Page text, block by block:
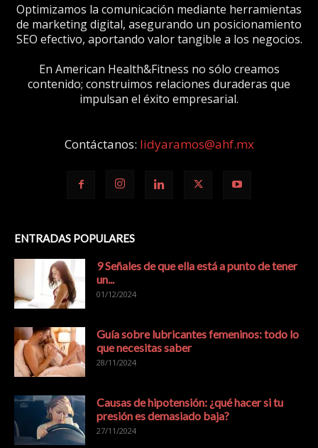
Optimizamos la comunicación mediante herramientas
de marketing digital, asegurando un posicionamiento
SEO efectivo, aportando valor tangible a los negocios.
En American Health&Fitness no sólo creamos
contenido; construimos relaciones duraderas que
impulsan el éxito empresarial.
Contáctanos: lidyaramos@ahf.mx
ENTRADAS POPULARES
9 Señales de que ella está a punto de tener
un...
01/12/2024
Guía sobre lubricantes femeninos: todo lo
que necesitas saber
28/11/2024
Causas de hipotensión: ¿qué hacer si tu
presión es demasiado baja?
27/11/2024